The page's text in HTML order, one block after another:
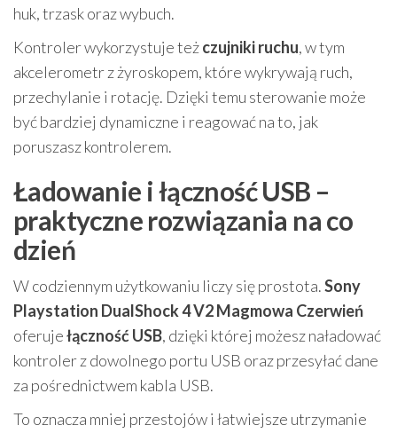
huk, trzask oraz wybuch.
Kontroler wykorzystuje teżczujniki ruchu, w tym
akcelerometr z żyroskopem, które wykrywają ruch,
przechylanie i rotację. Dzięki temu sterowanie może
być bardziej dynamiczne i reagować na to, jak
poruszasz kontrolerem.
Ładowanie i łączność USB –
praktyczne rozwiązania na co
dzień
W codziennym użytkowaniu liczy się prostota.Sony
Playstation DualShock 4 V2 Magmowa Czerwień
oferujełączność USB, dzięki której możesz naładować
kontroler z dowolnego portu USB oraz przesyłać dane
za pośrednictwem kabla USB.
To oznacza mniej przestojów i łatwiejsze utrzymanie